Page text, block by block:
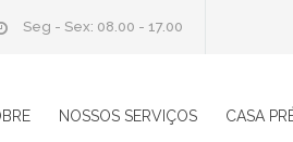
Seg - Sex: 08.00 - 17.00
NOSSOS SERVIÇOS CASA